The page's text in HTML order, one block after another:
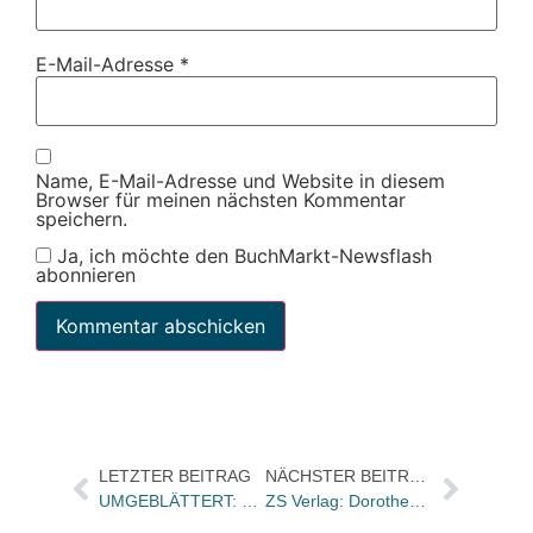
E-Mail-Adresse *
Name, E-Mail-Adresse und Website in diesem
Browser für meinen nächsten Kommentar
speichern.
Ja, ich möchte den BuchMarkt-Newsflash
abonnieren
LETZTER BEITRAG